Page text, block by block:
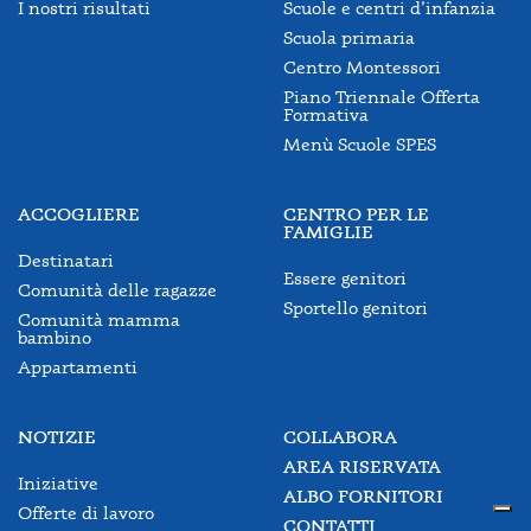
I nostri risultati
Scuole e centri d’infanzia
Scuola primaria
Centro Montessori
Piano Triennale Offerta
Formativa
Menù Scuole SPES
ACCOGLIERE
Destinatari
Comunità delle ragazze
Comunità mamma
bambino
Appartamenti
CENTRO PER LE
FAMIGLIE
Essere genitori
Sportello genitori
NOTIZIE
Iniziative
Offerte di lavoro
COLLABORA
AREA RISERVATA
ALBO FORNITORI
CONTATTI